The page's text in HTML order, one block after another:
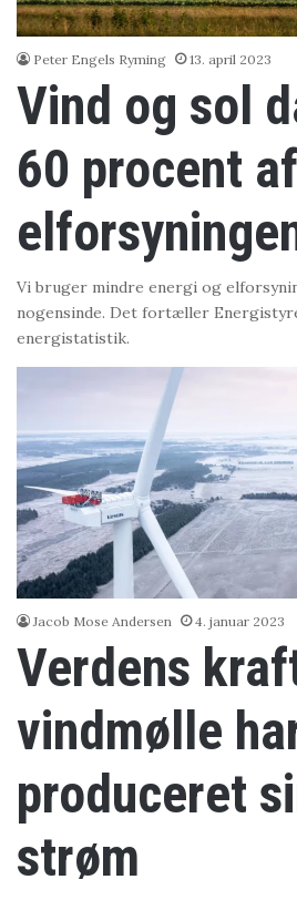
Peter Engels Ryming 13. april 2023
Vind og sol
60 procent af
Vi bruger mindre energi og
nogensinde. Det fortæller
energistatistik.
Jacob Mose Andersen 4. januar 2023
Verdens
vindmølle
produceret
strøm